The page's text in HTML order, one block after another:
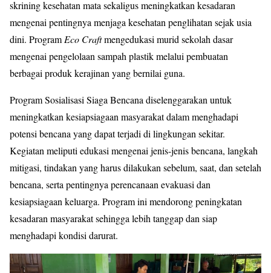
skrining kesehatan mata sekaligus meningkatkan kesadaran
mengenai pentingnya menjaga kesehatan penglihatan sejak usia
dini. ProgramEco Craftmengedukasi murid sekolah dasar
mengenai pengelolaan sampah plastik melalui pembuatan
berbagai produk kerajinan yang bernilai guna.
Program Sosialisasi Siaga Bencana diselenggarakan untuk
meningkatkan kesiapsiagaan masyarakat dalam menghadapi
potensi bencana yang dapat terjadi di lingkungan sekitar.
Kegiatan meliputi edukasi mengenai jenis-jenis bencana, langkah
mitigasi, tindakan yang harus dilakukan sebelum, saat, dan setelah
bencana, serta pentingnya perencanaan evakuasi dan
kesiapsiagaan keluarga. Program ini mendorong peningkatan
kesadaran masyarakat sehingga lebih tanggap dan siap
menghadapi kondisi darurat.